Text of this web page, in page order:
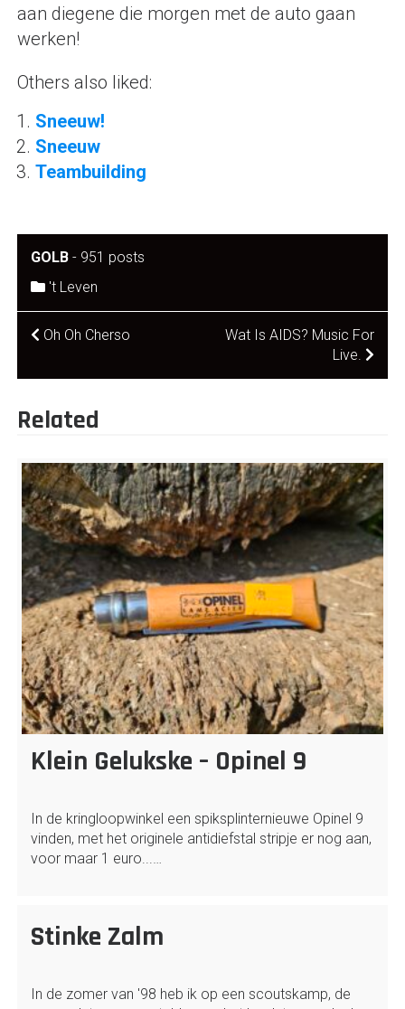
aan diegene die morgen met de auto gaan
werken!
Others also liked:
Sneeuw!
Sneeuw
Teambuilding
GOLB- 951 posts
't Leven
Post
navigation
Oh Oh Cherso
Wat Is AIDS? Music For
Live.
Related
Klein Gelukske – Opinel 9
In de kringloopwinkel een spiksplinternieuwe Opinel 9
vinden, met het originele antidiefstal stripje er nog aan,
voor maar 1 euro...…
Stinke Zalm
In de zomer van '98 heb ik op een scoutskamp, de